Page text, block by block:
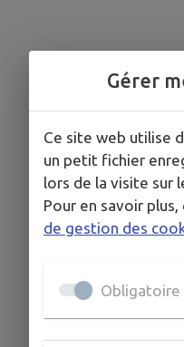
Gérer
Ce site web utilise
un petit fichier
lors de la visite sur
Pour en savoir
de gestion des
Obligatoire